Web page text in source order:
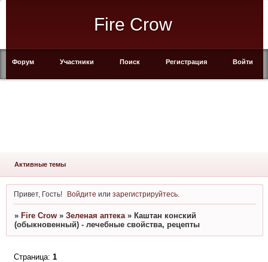
Fire Crow
Форум Участники Поиск Регистрация Войти
Активные темы
Привет, Гость! Войдите илизарегистрируйтесь
» Fire Crow » Зеленая аптека » Каштан конский
(обыкновенный) - лечебные свойства, рецепты
Страница: 1